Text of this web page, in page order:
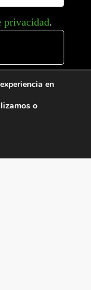
privacidad.
de venta
en
o